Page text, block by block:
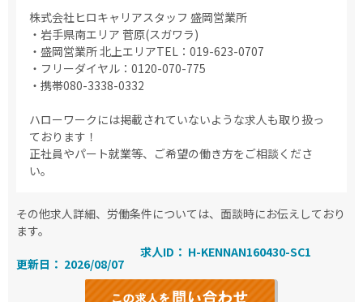
株式会社ヒロキャリアスタッフ 盛岡営業所
・岩手県南エリア 菅原(スガワラ)
・盛岡営業所 北上エリアTEL：019-623-0707
・フリーダイヤル：0120-070-775
・携帯080-3338-0332
ハローワークには掲載されていないような求人も取り扱っ
ております！
正社員やパート就業等、ご希望の働き方をご相談くださ
い。
その他求人詳細、労働条件については、面談時にお伝えしており
ます。
更新日： 2026/08/07
求人ID： H-KENNAN160430-SC1